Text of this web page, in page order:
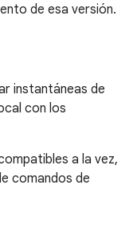
de esa versión.
instantáneas de
con los
a la vez,
comandos de